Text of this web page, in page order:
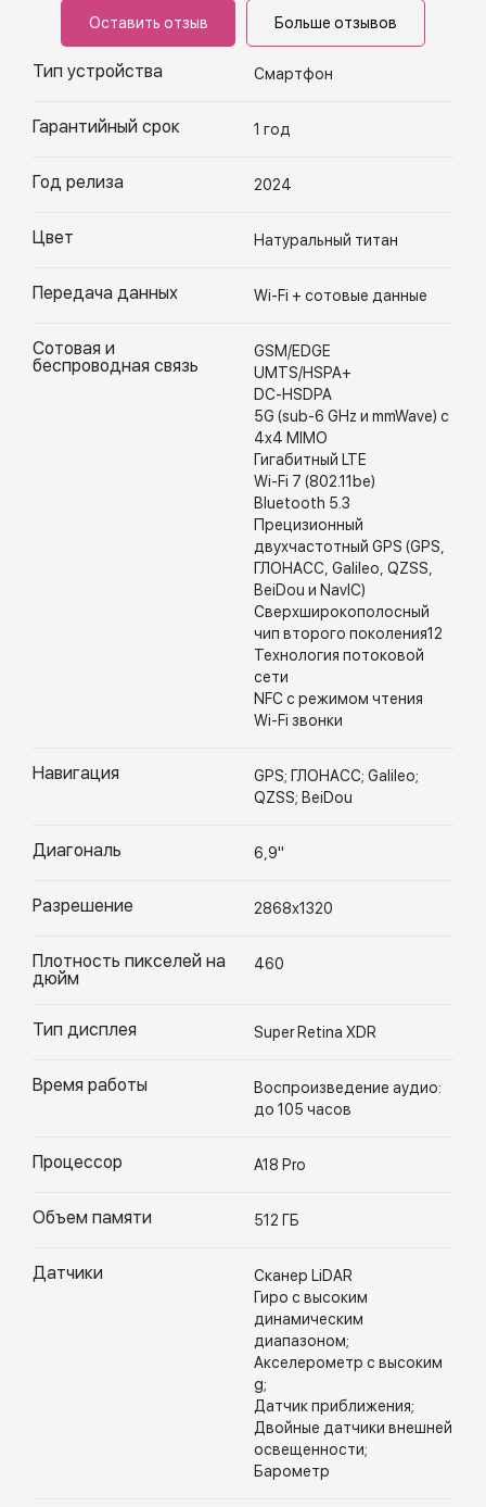
Оставить отзыв Больше отзывов
Тип устройства Смартфон
Гарантийный срок 1 год
Год релиза 2024
Цвет Натуральный титан
Передача данных Wi-Fi + сотовые данные
Сотовая и
беспроводная связь
GSM/EDGE
UMTS/HSPA+
DC-HSDPA
5G (sub-6 GHz и mmWave) с
4x4 MIMO
Гигабитный LTE
Wi-Fi 7 (802.11be)
Bluetooth 5.3
Прецизионный
двухчастотный GPS (GPS,
ГЛОНАСС, Galileo, QZSS,
BeiDou и NavIC)
Сверхширокополосный
чип второго поколения12
Технология потоковой
сети
NFC с режимом чтения
Wi-Fi звонки
Навигация
GPS; ГЛОНАСС; Galileo;
QZSS; BeiDou
Диагональ 6,9"
Разрешение 2868х1320
Плотность пикселей на
дюйм
460
Тип дисплея Super Retina XDR
Время работы
Воспроизведение аудио:
до 105 часов
Процессор A18 Pro
Объем памяти 512 ГБ
Датчики
Сканер LiDAR
Гиро с высоким
динамическим
диапазоном;
Акселерометр с высоким
g;
Датчик приближения;
Двойные датчики внешней
освещенности;
Барометр